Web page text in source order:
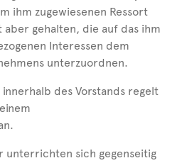
ihm zugewiesenen Ressort
gehalten, die auf das ihm
Interessen dem
unterzuordnen.
des Vorstands regelt
unterrichten sich gegenseitig